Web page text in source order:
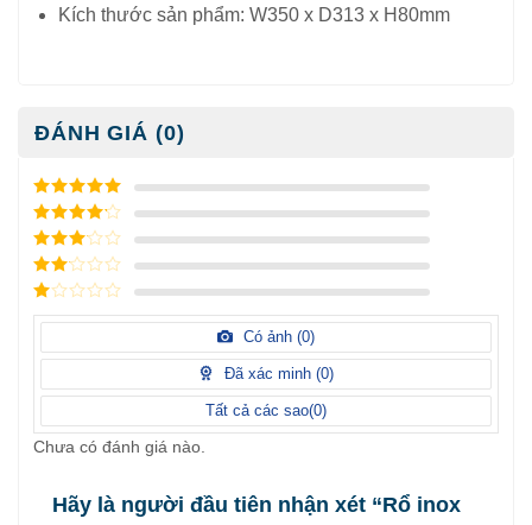
Kích thước sản phẩm: W350 x D313 x H80mm
ĐÁNH GIÁ (0)
5/ 5 điểm
4/ 5
điểm
3/ 5
điểm
2/
điểm
1
điểm
Có ảnh (0)
Đã xác minh (0)
Tất cả các sao(0)
Chưa có đánh giá nào.
Hãy là người đầu tiên nhận xét “Rổ inox